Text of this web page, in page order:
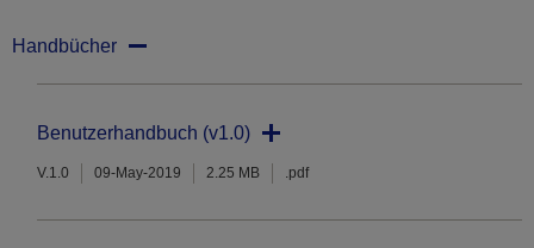
Handbücher
Benutzerhandbuch (v1.0)
V.1.0 09-May-2019 2.25 MB .pdf